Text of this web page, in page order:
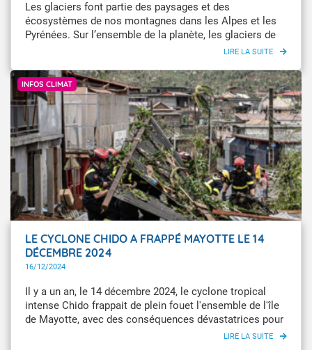
Les glaciers font partie des paysages et des
écosystèmes de nos montagnes dans les Alpes et les
Pyrénées. Sur l’ensemble de la planète, les glaciers de
montagne rétrécissent à une vitesse sans précédent.
disparu depuis 1900. Dans les Pyrénées, il ne reste plus
que 10 % des glaciers présents il y a un siècle, et ils
auront totalement disparu dans une dizaine d’années. La
Journée mondiale des glaciers célébrée ce samedi 21
mars 2026 rappelle le rôle crucial des glaciers, ces
masses de glace indispensables pour les générations
futures.
INFOS CLIMAT
IISC7 - Sécurité civile
LE CYCLONE CHIDO A FRAPPÉ MAYOTTE LE 14
DÉCEMBRE 2024
16/12/2024
Il y a un an, le 14 décembre 2024, le cyclone tropical
intense Chido frappait de plein fouet l'ensemble de l'île
de Mayotte, avec des conséquences dévastatrices pour
le territoire et la population. Les rafales observées ont